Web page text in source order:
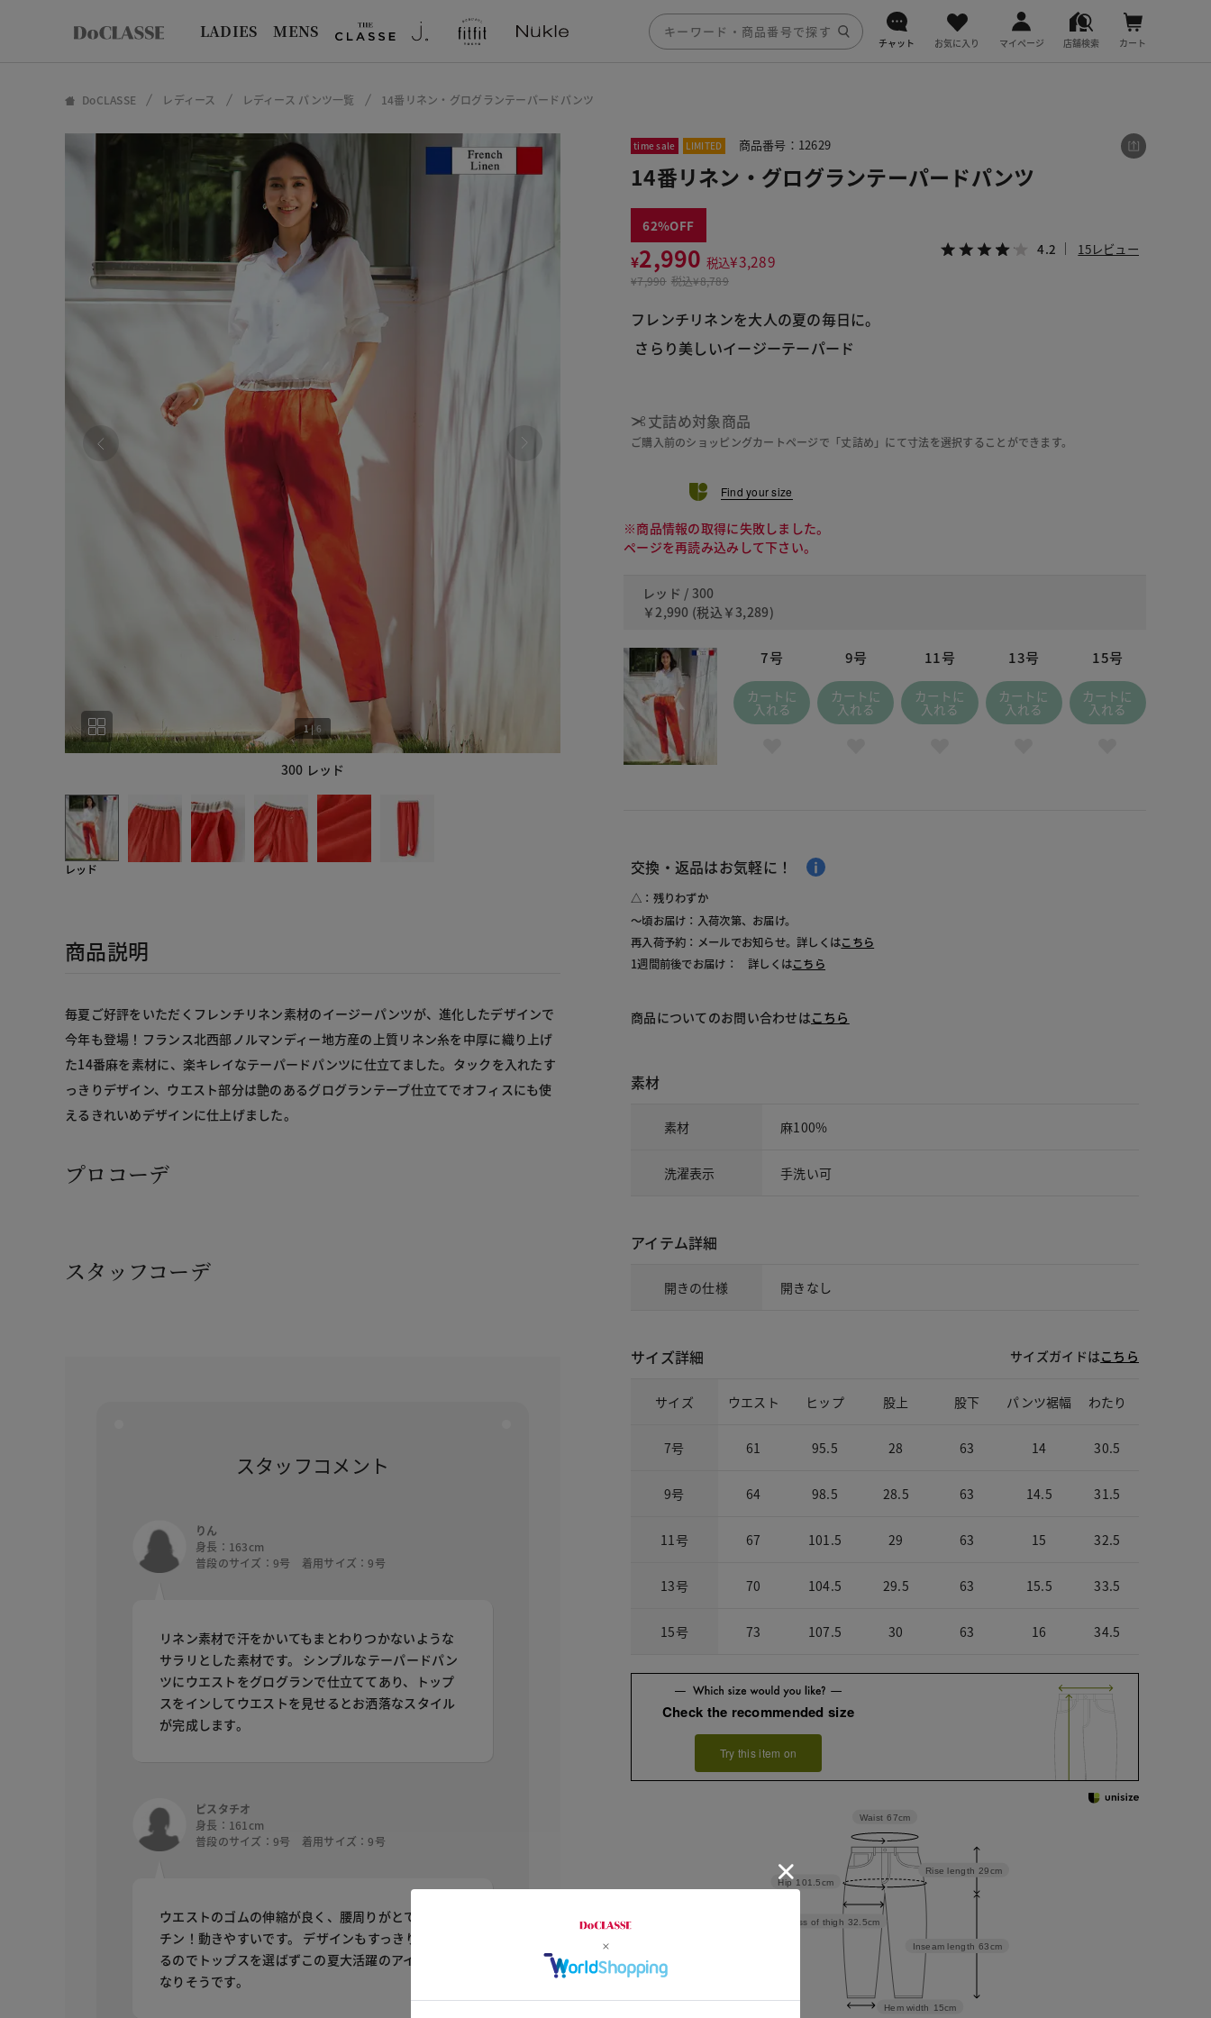
LADIES MENS
チャット お気に入り マイページ 店舗検索 カート
DoCLASSE レディース レディース パンツ一覧 14番リネン・グログランテーパードパンツ
300 レッド
1| 6
レッド
商品説明
毎夏ご好評をいただくフレンチリネン素材のイージーパンツが、進化したデザインで
今年も登場！フランス北西部ノルマンディー地方産の上質リネン糸を中厚に織り上げ
た14番麻を素材に、楽キレイなテーパードパンツに仕立てました。タックを入れたす
っきりデザイン、ウエスト部分は艶のあるグログランテープ仕立てでオフィスにも使
えるきれいめデザインに仕上げました。
プロコーデ
スタッフコーデ
スタッフコメント
りん
身長：163cm
普段のサイズ：9号 着用サイズ：9号
リネン素材で汗をかいてもまとわりつかないような
サラリとした素材です。 シンプルなテーパードパン
ツにウエストをグログランで仕立ててあり、トップ
スをインしてウエストを見せるとお洒落なスタイル
が完成します。
ピスタチオ
身長：161cm
普段のサイズ：9号 着用サイズ：9号
ウエストのゴムの伸縮が良く、腰周りがとてもラク
チン！動きやすいです。 デザインもすっきりしてい
るのでトップスを選ばずこの夏大活躍のアイテムに
なりそうです。
time sale LIMITED 商品番号：12629
14番リネン・グログランテーパードパンツ
62
¥2,990 税込¥3,289
¥7,990 税込¥8,789
4.2 15レビュー
フレンチリネンを大人の夏の毎日に。
さらり美しいイージーテーパード
丈詰め対象商品
ご購入前のショッピングカートページで「丈詰め」にて寸法を選択することができます。
Find your size
※商品情報の取得に失敗しました。
ページを再読み込みして下さい。
レッド / 300
￥2,990 (税込 ￥3,289)
7号
カートに
入れる
9号
カートに
入れる
11号
カートに
入れる
13号
カートに
入れる
15号
カートに
入れる
交換・返品はお気軽に！
△：残りわずか
～頃お届け：入荷次第、お届け。
再入荷予約：メールでお知らせ。詳しくはこちら
1週間前後でお届け： 詳しくはこちら
商品についてのお問い合わせはこちら
素材
素材 麻100%
洗濯表示 手洗い可
アイテム詳細
開きの仕様 開きなし
サイズ詳細 サイズガイドはこちら
サイズ ウエスト ヒップ 股上 股下 パンツ裾幅 わたり
7号 61 95.5 28 63 14 30.5
9号 64 98.5 28.5 63 14.5 31.5
11号 67 101.5 29 63 15 32.5
13号 70 104.5 29.5 63 15.5 33.5
15号 73 107.5 30 63 16 34.5
Check the recommended size
Try this item on
Inseam length 63cm
Rise length 29cm
Hem width 15cm
Thickness of thigh 32.5cm
Hip 101.5cm
Waist 67cm